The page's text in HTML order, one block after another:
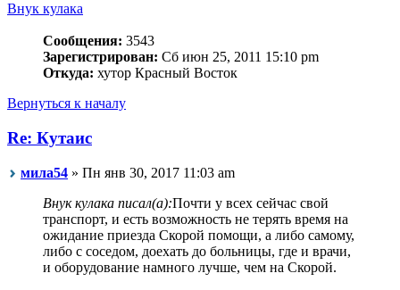
Внук кулака
Сообщения: 3543
Зарегистрирован: Сб июн 25, 2011 15:10 pm
Откуда: хутор Красный Восток
Вернуться к началу
Re: Кутаис
мила54 » Пн янв 30, 2017 11:03 am
Внук кулака писал(а):Почти у всех сейчас свой
транспорт, и есть возможность не терять время на
ожидание приезда Скорой помощи, а либо самому,
либо с соседом, доехать до больницы, где и врачи,
и оборудование намного лучше, чем на Скорой.